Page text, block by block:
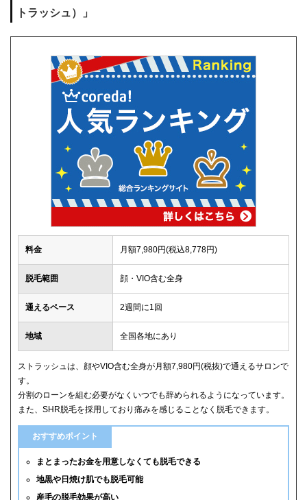
トラッシュ）」
料金 月額7,980円(税込8,778円)
脱毛範囲 顔・VIO含む全身
通えるペース 2週間に1回
地域 全国各地にあり
ストラッシュは、顔やVIO含む全身が月額7,980円(税抜)で通えるサロンで
す。
分割のローンを組む必要がなくいつでも辞められるようになっています。
また、SHR脱毛を採用しており痛みを感じることなく脱毛できます。
おすすめポイント
まとまったお金を用意しなくても脱毛できる
地黒や日焼け肌でも脱毛可能
産毛の脱毛効果が高い